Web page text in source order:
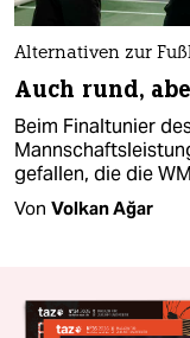
Alternativen zur
Auch rund,
Beim Finaltunier
gefallen, die die
Von Volkan Ağar